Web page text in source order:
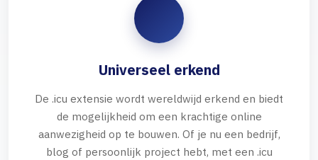
Universeel erkend
De .icu extensie wordt wereldwijd erkend en biedt
de mogelijkheid om een krachtige online
aanwezigheid op te bouwen. Of je nu een bedrijf,
blog of persoonlijk project hebt, met een .icu